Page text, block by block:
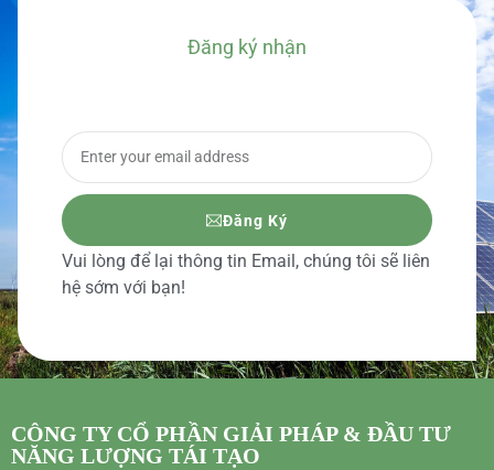
Đăng ký nhận
Đăng Ký
Vui lòng để lại thông tin Email, chúng tôi sẽ liên
hệ sớm với bạn!
CÔNG TY CỔ PHẦN GIẢI PHÁP & ĐẦU TƯ
NĂNG LƯỢNG TÁI TẠO